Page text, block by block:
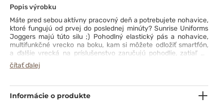
Popis výrobku
Máte pred sebou aktívny pracovný deň a potrebujete nohavice,
ktoré fungujú od prvej do poslednej minúty? Sunrise Uniforms
Joggers majú túto silu ;) Pohodlný elastický pás a nohavice,
multifunkčné vrecko na boku, kam si môžete odložiť smartfón,
a ďalšie vrecká na príslušenstvo zaručujú pohodlie, zatiaľ čo
materiál na telo s pridaným elastanom a strih obopínajúci
postavu sú stelesnením elegancie.
čítať ďalej
Informácie o produkte